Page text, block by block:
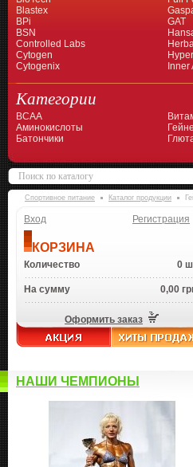
Blastex
BPi
BSN
Controlled Labs
Cytogen
Cytogenix
GAT
Inner
Категории
BCAA
Аминокислоты
Батончики
Спортивное питание Каталог продукции
Вход Регистрация
КОРЗИНА
Количество 0
На сумму 0,00
Оформить заказ
НАШИ ЧЕМПИОНЫ